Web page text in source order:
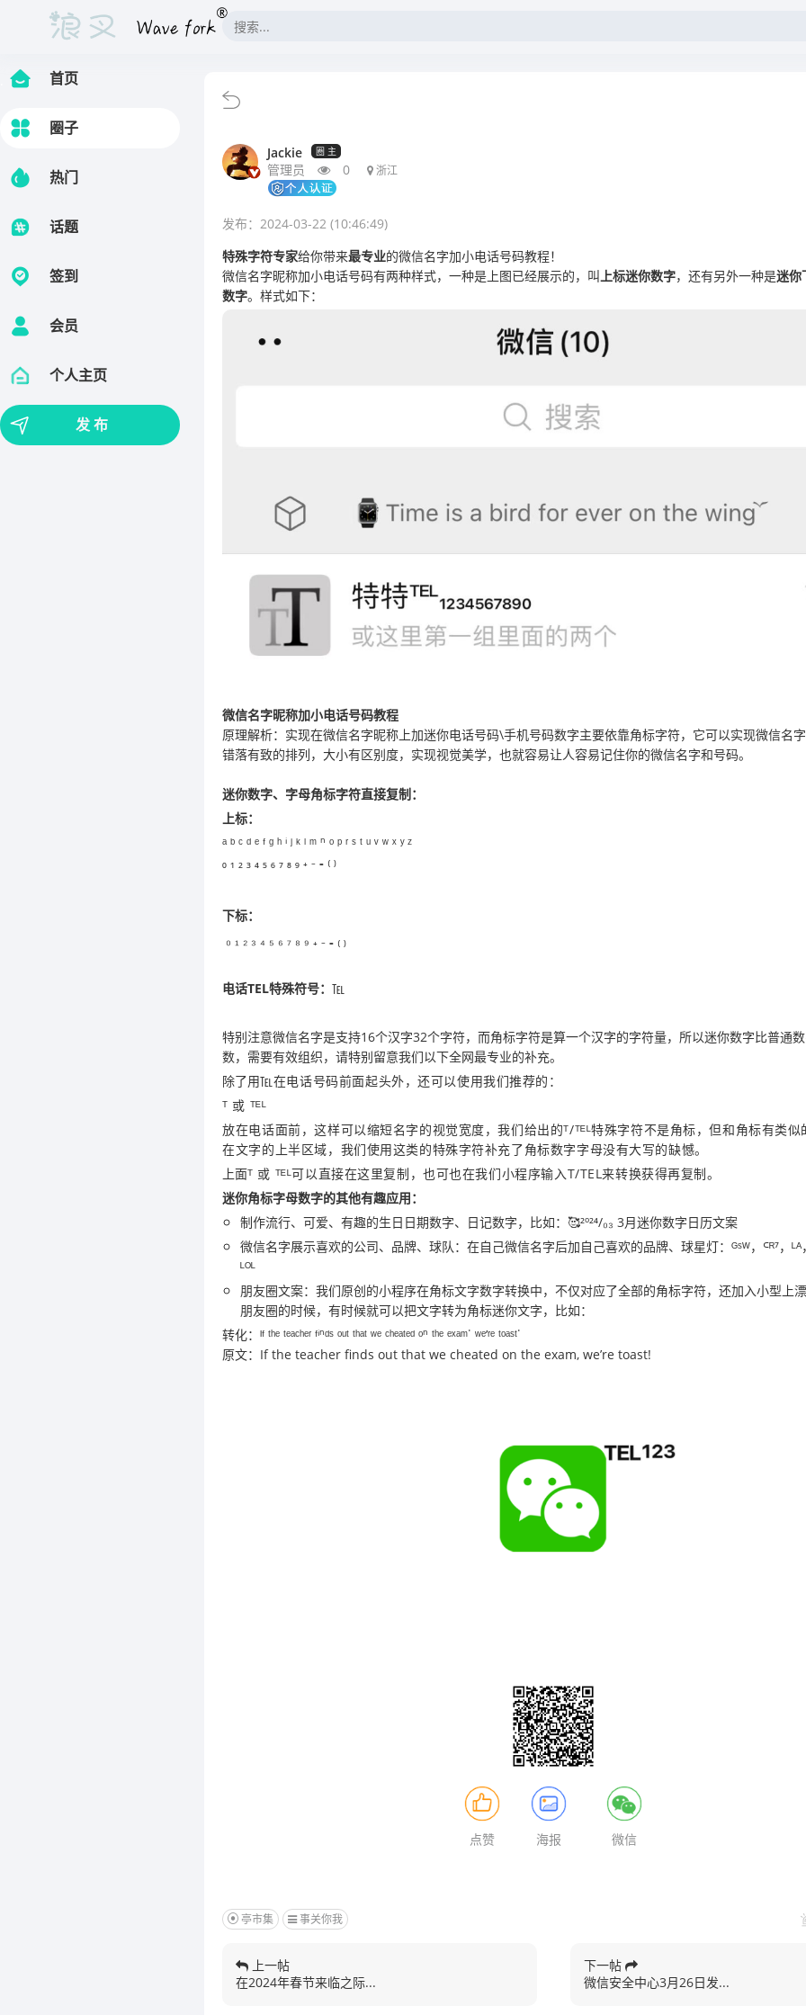
首页
圈子
热门
话题
签到
会员
个人主页
发 布
Jackie 圈 主
管理员 0 浙江
发布：2024-03-22 (10:46:49)
特殊字符专家给你带来最专业的微信名字加小电话号码教程！
微信名字昵称加小电话号码有两种样式，一种是上图已经展示的，叫上标迷你数字，还有另外一种是迷你
数字。样式如下：
微信名字昵称加小电话号码教程
原理解析：实现在微信名字昵称上加迷你电话号码\手机号码数字主要依靠角标字符，它可以实现微信名
错落有致的排列，大小有区别度，实现视觉美学，也就容易让人容易记住你的微信名字和号码。
迷你数字、字母角标字符直接复制：
上标：
ᵃ ᵇ ᶜ ᵈ ᵉ ᶠ ᵍ ʰ ⁱ ʲ ᵏ ˡ ᵐ ⁿ ᵒ ᵖ ʳ ˢ ᵗ ᵘ ᵛ ʷ ˣ ʸ ᶻ
⁰ ¹ ² ³ ⁴ ⁵ ⁶ ⁷ ⁸ ⁹ ⁺ ⁻ ⁼ ⁽ ⁾
下标：
₀ ₁ ₂ ₃ ₄ ₅ ₆ ₇ ₈ ₉ ₊ ₋ ₌ ₍ ₎
电话TEL特殊符号：℡
特别注意微信名字是支持16个汉字32个字符，而角标字符是算一个汉字的字符量，所以迷你数字比普通
数，需要有效组织，请特别留意我们以下全网最专业的补充。
除了用℡在电话号码前面起头外，还可以使用我们推荐的：
ᵀ 或 ᵀᴱᴸ
放在电话面前，这样可以缩短名字的视觉宽度，我们给出的ᵀ/ᵀᴱᴸ特殊字符不是角标，但和角标有类
在文字的上半区域，我们使用这类的特殊字符补充了角标数字字母没有大写的缺憾。
上面ᵀ 或 ᵀᴱᴸ可以直接在这里复制，也可也在我们小程序输入T/TEL来转换获得再复制。
迷你角标字母数字的其他有趣应用：
制作流行、可爱、有趣的生日日期数字、日记数字，比如：🥰²º²⁴/₀₃ 3月迷你数字日历文案
微信名字展示喜欢的公司、品牌、球队：在自己微信名字后加自己喜欢的品牌、球星灯：ᴳˢᵂ，ᒼᴿ⁷，ᴸᴬ
ᴸᴼᴸ
朋友圈文案：我们原创的小程序在角标文字数字转换中，不仅对应了全部的角标字符，还加入小型上
朋友圈的时候，有时候就可以把文字转为角标迷你文字，比如：
转化：ᴵᶠ ᵗʰᵉ ᵗᵉᵃᶜʰᵉʳ ᶠⁱⁿᵈˢ ᵒᵘᵗ ᵗʰᵃᵗ ʷᵉ ᶜʰᵉᵃᵗᵉᵈ ᵒⁿ ᵗʰᵉ ᵉˣᵃᵐ˙ ʷᵉ’ʳᵉ ᵗᵒᵃˢᵗ˙
原文：If the teacher finds out that we cheated on the exam, we’re toast!
点赞 海报 微信
亭市集 事关你我
上一帖
在2024年春节来临之际...
下一帖
微信安全中心3月26日发...